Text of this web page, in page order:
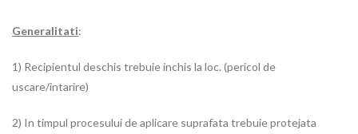
Generalitati:
1) Recipientul deschis trebuie inchis la loc. (pericol de
uscare/intarire)
2) In timpul procesului de aplicare suprafata trebuie protejata